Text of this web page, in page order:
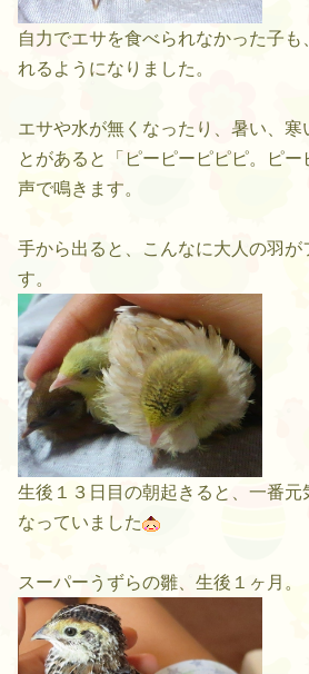
自力でエサを食べられなかった子も
れるようになりました。
エサや水が無くなったり、暑い、寒
とがあると「ピーピーピピピ。ピ
声で鳴きます。
手から出ると、こんなに大人の羽が
す。
生後１３日目の朝起きると、一番元
なっていました
スーパーうずらの雛、生後１ヶ月。